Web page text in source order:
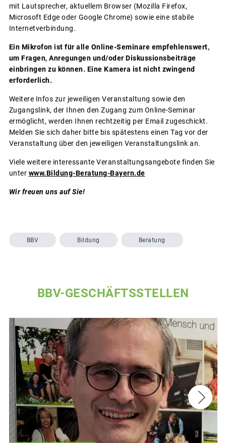
mit Lautsprecher, aktuellem Browser (Mozilla Firefox,
Microsoft Edge oder Google Chrome) sowie eine stabile
Internetverbindung.
Ein Mikrofon ist für alle Online-Seminare empfehlenswert,
um Fragen, Anregungen und/oder Diskussionsbeiträge
einbringen zu können. Eine Kamera ist nicht zwingend
erforderlich.
Weitere Infos zur jeweiligen Veranstaltung sowie den
Zugangslink, der Ihnen den Zugang zum Online-Seminar
ermöglicht, werden Ihnen rechtzeitig per Email zugeschickt.
Melden Sie sich daher bitte bis spätestens einen Tag vor der
Veranstaltung über den jeweiligen Veranstaltungslink an.
Viele weitere interessante Veranstaltungsangebote finden Sie
unter www.Bildung-Beratung-Bayern.de
Wir freuen uns auf Sie!
BBV Bildung Beratung
BBV-GESCHÄFTSSTELLEN